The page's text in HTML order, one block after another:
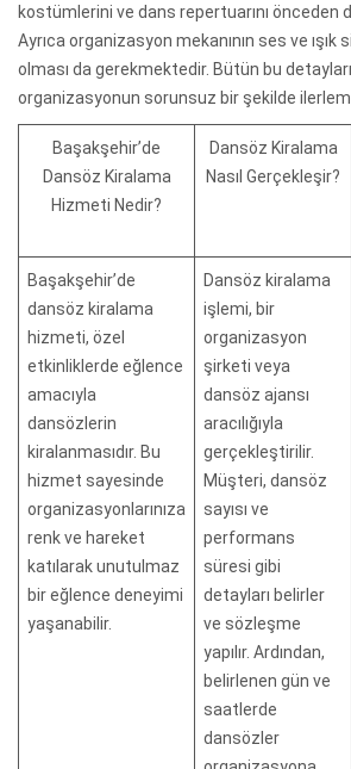
kostümlerini ve dans repertuarını önceden
Ayrıca organizasyon mekanının ses ve
olması da gerekmektedir. Bütün bu
organizasyonun sorunsuz bir şekilde
Başakşehir’de
Dansöz Kiralama
Hizmeti Nedir?
Dansöz Kiralama
Nasıl Gerçekleşir?
Başakşehir’de
dansöz kiralama
hizmeti, özel
etkinliklerde eğlence
amacıyla
dansözlerin
kiralanmasıdır. Bu
hizmet sayesinde
organizasyonlarınıza
renk ve hareket
katılarak unutulmaz
bir eğlence deneyimi
yaşanabilir.
Dansöz kiralama
işlemi, bir
organizasyon
şirketi veya
dansöz ajansı
aracılığıyla
gerçekleştirilir.
Müşteri, dansöz
sayısı ve
performans
süresi gibi
detayları belirler
ve sözleşme
yapılır. Ardından,
belirlenen gün ve
saatlerde
dansözler